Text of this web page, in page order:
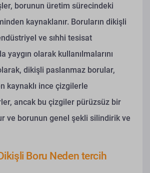
borunun üretim sürecindeki
kaynaklanır. Boruların dikişli
ve sıhhi tesisat
yaygın olarak kullanılmalarını
dikişli paslanmaz borular,
kaynaklı ince çizgilerle
ancak bu çizgiler pürüzsüz bir
ve borunun genel şekli silindirik ve
Boru Neden tercih